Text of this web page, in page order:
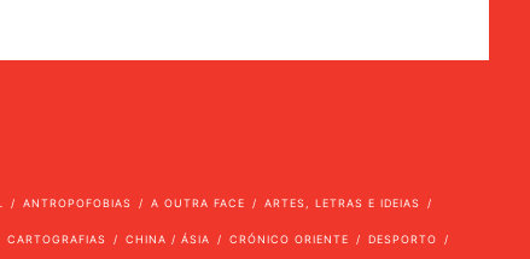
ANTROPOFOBIAS A OUTRA FACE ARTES, LETRAS E IDEIAS
CARTOGRAFIAS CHINA / ÁSIA CRÓNICO ORIENTE DESPORTO